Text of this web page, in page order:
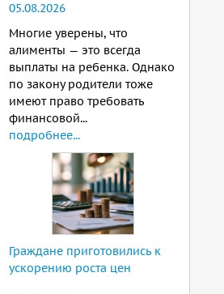
05.08.2026
Многие уверены, что
алименты — это всегда
выплаты на ребенка. Однако
по закону родители тоже
имеют право требовать
финансовой...
подробнее...
Граждане приготовились к
ускорению роста цен